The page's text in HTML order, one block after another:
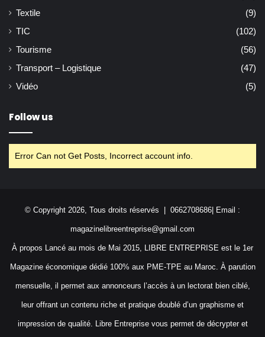
Textile
(9)
TIC
(102)
Tourisme
(56)
Transport – Logistique
(47)
Vidéo
(5)
Follow us
Error Can not Get Posts, Incorrect account info.
© Copyright 2026, Tous droits réservés | 0662708686| Email :
magazinelibreentreprise@gmail.com
À propos Lancé au mois de Mai 2015, LIBRE ENTREPRISE est le 1er
Magazine économique dédié 100% aux PME-TPE au Maroc. À parution
mensuelle, il permet aux annonceurs l’accès à un lectorat bien ciblé,
leur offrant un contenu riche et pratique doublé d’un graphisme et
impression de qualité. Libre Entreprise vous permet de décrypter et